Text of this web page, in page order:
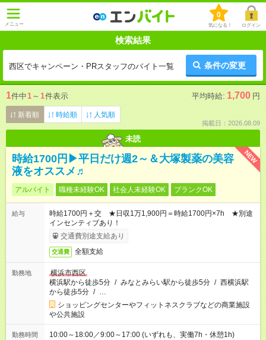
メニュー
0
気になる！ ログイン
検索結果
西区でキャンペーン・PRスタッフのバイト一覧 条件の変更
1件中1 ～ 1件表示 平均時給: 1,700 円
新着順 時給順 人気順
掲載日：2026.08.09
未読
NEW
時給1700円▶平日だけ週2～＆大塚製薬の美容
液をオススメ♬
アルバイト 職種未経験OK 社会人未経験OK ブランクOK
給与
時給1700円＋交 ★日収1万1,900円＝時給1700円×7h ★別途
インセンティブあり！
交通費別途支給あり
交通費 全額支給
勤務地
横浜市西区
横浜駅から徒歩5分 / みなとみらい駅から徒歩5分 / 西横浜駅
から徒歩5分 / …
ショッピングセンターやフィットネスクラブなどの商業施設
や公共施設
勤務時間 10:00～18:00／9:00～17:00 (いずれも、実働7h・休憩1h)